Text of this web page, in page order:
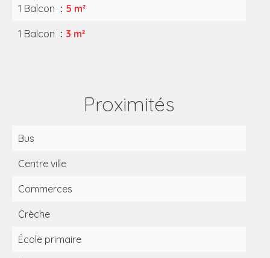
1 Balcon 5 m²
1 Balcon 3 m²
Proximités
Bus
Centre ville
Commerces
Crèche
École primaire